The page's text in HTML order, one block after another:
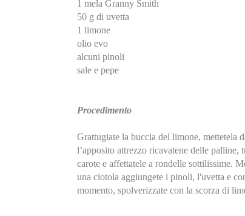
1 mela Granny Smith
50 g di uvetta
1 limone
olio evo
alcuni pinoli
sale e pepe
Procedimento
Grattugiate la buccia del limone, mettetela
l’apposito attrezzo ricavatene delle palline,
carote e affettatele a rondelle sottilissime.
una ciotola aggiungete i pinoli, l'uvetta e
momento, spolverizzate con la scorza di